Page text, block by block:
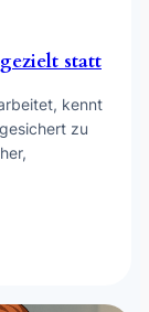
statt
kennt
zu